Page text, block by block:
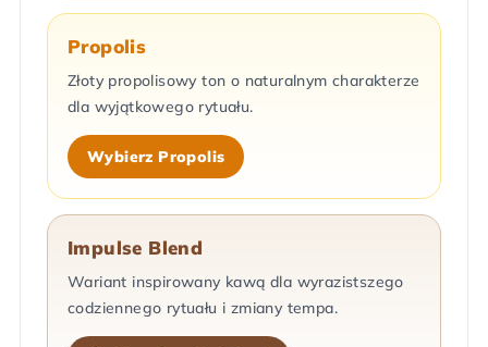
Propolis
Złoty propolisowy ton o naturalnym charakterze
dla wyjątkowego rytuału.
Wybierz Propolis
Impulse Blend
Wariant inspirowany kawą dla wyrazistszego
codziennego rytuału i zmiany tempa.